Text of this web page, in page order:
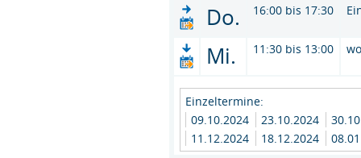
Do. 16:00 bis 17:30
Mi. 11:30 bis 13:00
Einzeltermine:
09.10.2024
23.10.2024
11.12.2024
18.12.2024